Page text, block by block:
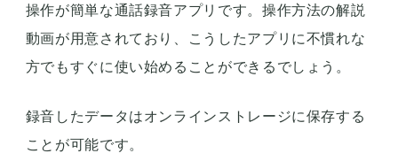
操作が簡単な通話録音アプリです。操作方法の解説
動画が用意されており、こうしたアプリに不慣れな
方でもすぐに使い始めることができるでしょう。
録音したデータはオンラインストレージに保存する
ことが可能です。